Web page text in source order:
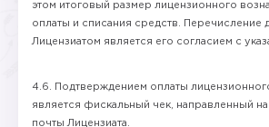
этом итоговый размер лицензионного
оплаты и списания средств. Перечисление
Лицензиатом является его согласием с
4.6. Подтверждением оплаты
является фискальный чек, направленный
почты Лицензиата.